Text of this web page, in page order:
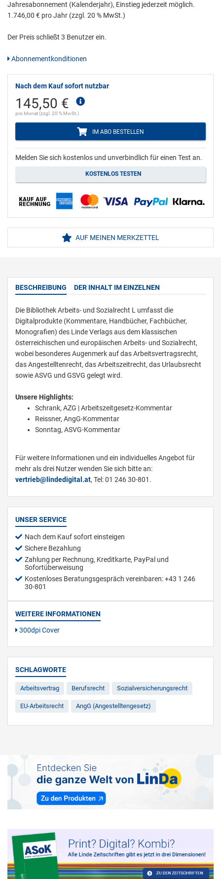
Jahresabonnement (Kalenderjahr), Einstieg jederzeit möglich.
1.746,00 € pro Jahr (zzgl. 20 % MwSt.)
Der Preis schließt 3 Benutzer ein.
Abonnementkonditionen
Nach dem Kauf sofort nutzbar
145,50 €
pro Monat (zzgl. 20 % MwSt.)
IM ABO BESTELLEN
Melden Sie sich kostenlos und unverbindlich für einen Test an.
KOSTENLOS TESTEN
AUF MEINEN MERKZETTEL
BESCHREIBUNG DER INHALT IM EINZELNEN
Die Bibliothek Arbeits- und Sozialrecht L umfasst die
Digitalprodukte (Kommentare, Handbücher, Fachbücher,
Monografien) des Linde Verlags aus dem klassischen
österreichischen und europäischen Arbeits- und Sozialrecht,
wobei besonderes Augenmerk auf das Arbeitsvertragsrecht,
das Angestelltenrecht, das Arbeitszeitrecht, das Urlaubsrecht
sowie ASVG und GSVG gelegt wird.
Unsere Highlights:
Schrank, AZG | Arbeitszeitgesetz-Kommentar
Reissner, AngG-Kommentar
Sonntag, ASVG-Kommentar
Für weitere Informationen und ein individuelles Angebot für
mehr als drei Nutzer wenden Sie sich bitte an:
vertrieb@lindedigital.at, Tel: 01 246 30-801.
UNSER SERVICE
Nach dem Kauf sofort einsteigen
Sichere Bezahlung
Zahlung per Rechnung, Kreditkarte, PayPal und
Sofortüberweisung
Kostenloses Beratungsgespräch vereinbaren: +43 1 246
30-801
WEITERE INFORMATIONEN
300dpi Cover
SCHLAGWORTE
Arbeitsvertrag Berufsrecht Sozialversicherungsrecht
EU-Arbeitsrecht AngG (Angestelltengesetz)